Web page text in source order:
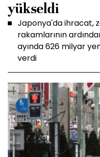
yükseldi
Japonya'da ihracat,
rakamlarının
ayında 626 milyar
verdi